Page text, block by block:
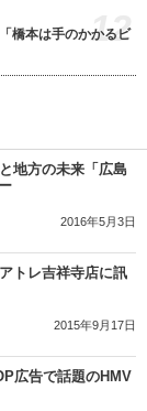
橋本は手のかかるビ
12
地方の未来「広島
2016年5月3日
トレ吉祥寺店に訊
2015年9月17日
広告で話題のHMV